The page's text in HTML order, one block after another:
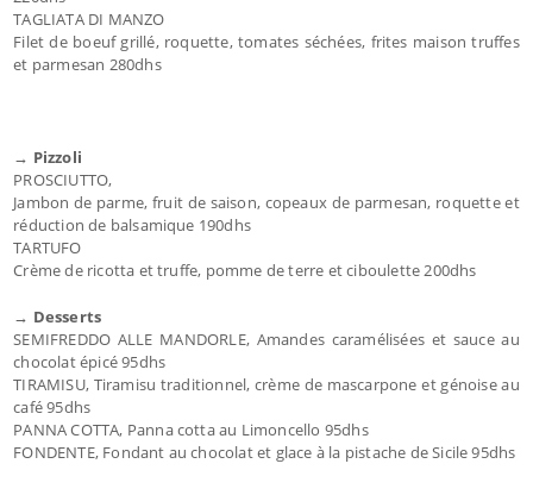
TAGLIATA DI MANZO
Filet de boeuf grillé, roquette, tomates séchées, frites maison truffes
et parmesan 280dhs
→ Pizzoli
PROSCIUTTO,
Jambon de parme, fruit de saison, copeaux de parmesan, roquette et
réduction de balsamique 190dhs
TARTUFO
Crème de ricotta et truffe, pomme de terre et ciboulette 200dhs
→ Desserts
SEMIFREDDO ALLE MANDORLE, Amandes caramélisées et sauce au
chocolat épicé 95dhs
TIRAMISU, Tiramisu traditionnel, crème de mascarpone et génoise au
café 95dhs
PANNA COTTA, Panna cotta au Limoncello 95dhs
FONDENTE, Fondant au chocolat et glace à la pistache de Sicile 95dhs